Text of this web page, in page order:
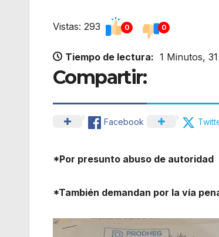
Vistas: 293 0 0
Tiempo de lectura: 1 Minutos,
Compartir:
Facebook
*Por presunto abuso de autoridad
*También demandan por la vía